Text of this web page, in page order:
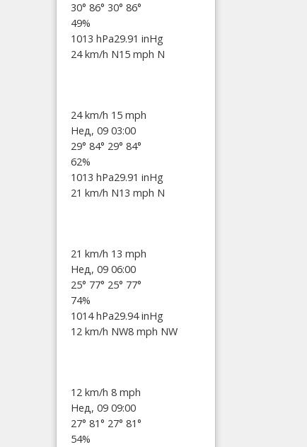
30° 86° 30° 86°
49%
1013 hPa29.91 inHg
24 km/h N15 mph N
24 km/h 15 mph
Нед, 09 03:00
29° 84° 29° 84°
62%
1013 hPa29.91 inHg
21 km/h N13 mph N
21 km/h 13 mph
Нед, 09 06:00
25° 77° 25° 77°
74%
1014 hPa29.94 inHg
12 km/h NW8 mph NW
12 km/h 8 mph
Нед, 09 09:00
27° 81° 27° 81°
54%